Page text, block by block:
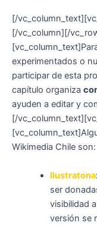
[/
[/vc_column][/
[vc_column_text]
experimentados o
participar de esta
capítulo organiza
ayuden a editar y
[/
Wikimedia Chile son:
Ilustratona
ser
visibilidad
versión se